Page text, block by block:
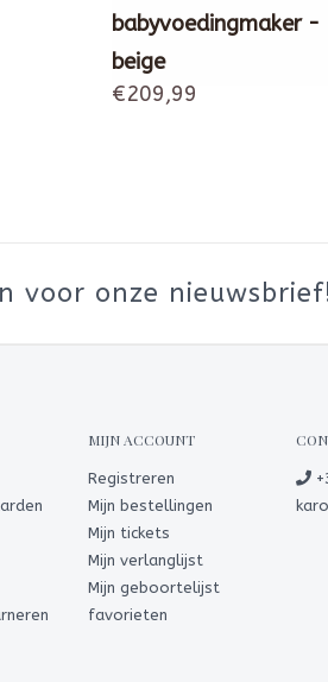
babyvoedingmaker -
beige
€209,99
voor onze
MIJN ACCOUNT
Registreren
Mijn bestellingen
Mijn tickets
Mijn verlanglijst
Mijn geboortelijst
favorieten